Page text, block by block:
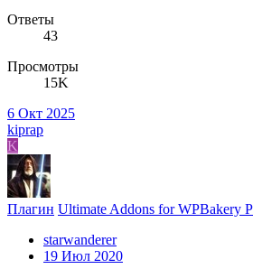
Ответы
43
Просмотры
15K
6 Окт 2025
kiprap
K
Плагин Ultimate Addons for WPBakery
starwanderer
19 Июл 2020